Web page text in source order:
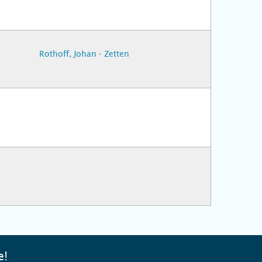
Rothoff, Johan - Zetten